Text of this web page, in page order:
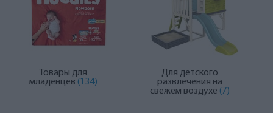
Товары для
младенцев (134)
Для детского
развлечения на
свежем воздухе (7)